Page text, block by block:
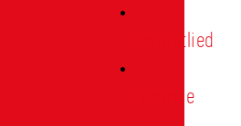
Heimatlied
Freunde